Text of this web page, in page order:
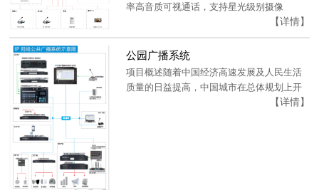
率高音质可视通话，支持星光级别摄像
【详情】
公园广播系统
项目概述随着中国经济高速发展及人民生活
质量的日益提高，中国城市在总体规划上开
【详情】